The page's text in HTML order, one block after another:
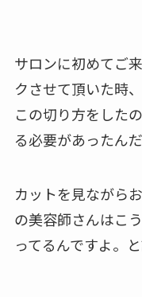
サロンに初めてご
クさせて頂いた時
この切り方をした
る必要があったん
カットを見ながら
の美容師さんはこ
ってるんですよ。